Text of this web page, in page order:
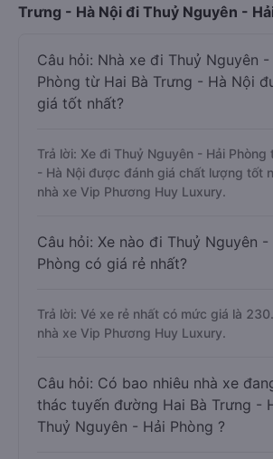
Trưng - Hà Nội đi Thuỷ Nguyên -
Câu hỏi: Nhà xe đi Thuỷ Nguyên -
Phòng từ Hai Bà Trưng - Hà Nội
giá tốt nhất?
Trả lời: Xe đi Thuỷ Nguyên - Hải Phòng
- Hà Nội được đánh giá chất lượng tốt
nhà xe Vip Phương Huy Luxury.
Câu hỏi: Xe nào đi Thuỷ Nguyên -
Phòng có giá rẻ nhất?
Trả lời: Vé xe rẻ nhất có mức giá là
nhà xe Vip Phương Huy Luxury.
Câu hỏi: Có bao nhiêu nhà xe
thác tuyến đường Hai Bà Trưng -
Thuỷ Nguyên - Hải Phòng ?